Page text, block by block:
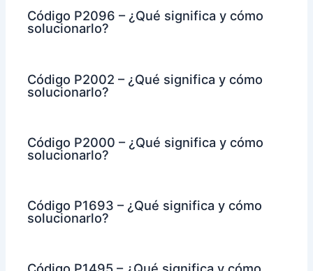
Código P2096 – ¿Qué significa y cómo
solucionarlo?
Código P2002 – ¿Qué significa y cómo
solucionarlo?
Código P2000 – ¿Qué significa y cómo
solucionarlo?
Código P1693 – ¿Qué significa y cómo
solucionarlo?